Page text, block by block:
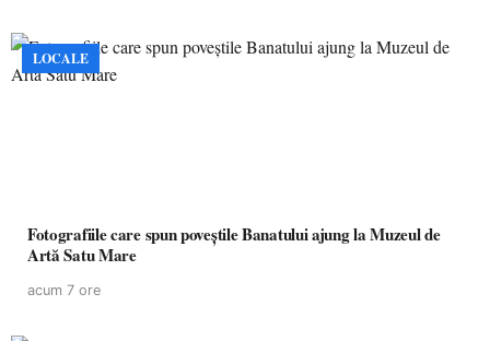
LOCALE
Fotografiile care spun poveștile Banatului ajung la Muzeul de
Artă Satu Mare
acum 7 ore